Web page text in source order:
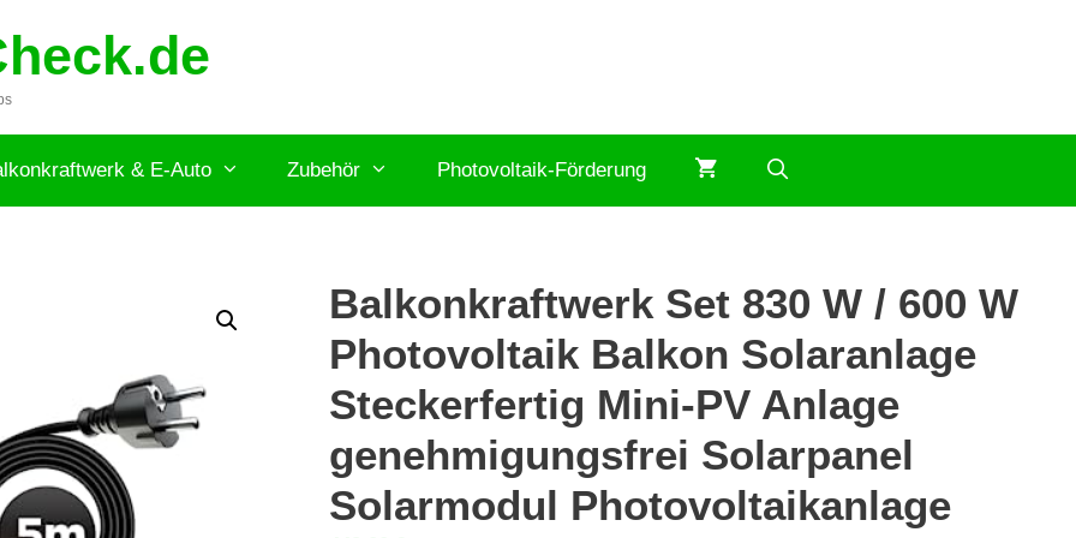
& E-Auto Zubehör Photovoltaik-Förderung
Balkonkraftwerk Set 830 W / 600 W
Photovoltaik Balkon Solaranlage
Steckerfertig Mini-PV Anlage
genehmigungsfrei Solarpanel
Solarmodul Photovoltaikanlage